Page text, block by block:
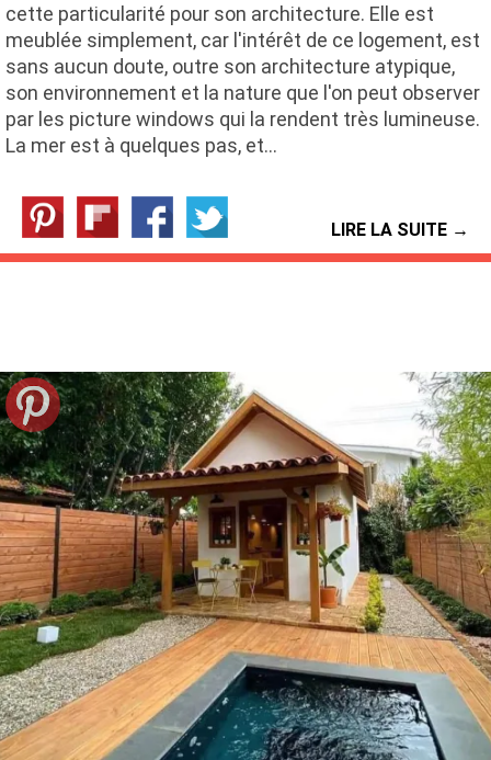
cette particularité pour son architecture. Elle est
meublée simplement, car l'intérêt de ce logement, est
sans aucun doute, outre son architecture atypique,
son environnement et la nature que l'on peut observer
par les picture windows qui la rendent très lumineuse.
La mer est à quelques pas, et…
LIRE LA SUITE →